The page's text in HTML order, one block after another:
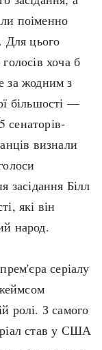
поіменно
Для цього
хоча б
за жодним з
більшості —
сенаторів-
визнали
засідання Білл
які він
народ.
серіалу
ролі. З самого
став у США